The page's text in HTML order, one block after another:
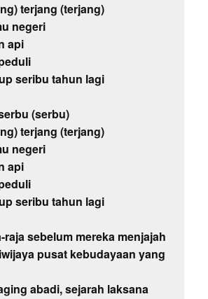
terjang (terjang)
negeri
api
seribu tahun lagi
(serbu)
terjang (terjang)
negeri
api
seribu tahun lagi
raja sebelum mereka menjajah
pusat kebudayaan yang
abadi, sejarah laksana